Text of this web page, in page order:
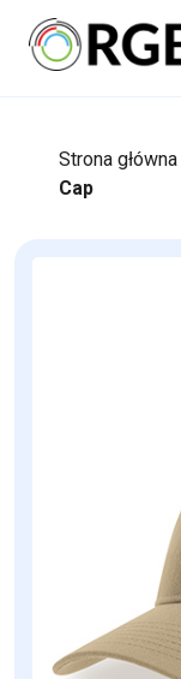
content
Strona główna
Cap